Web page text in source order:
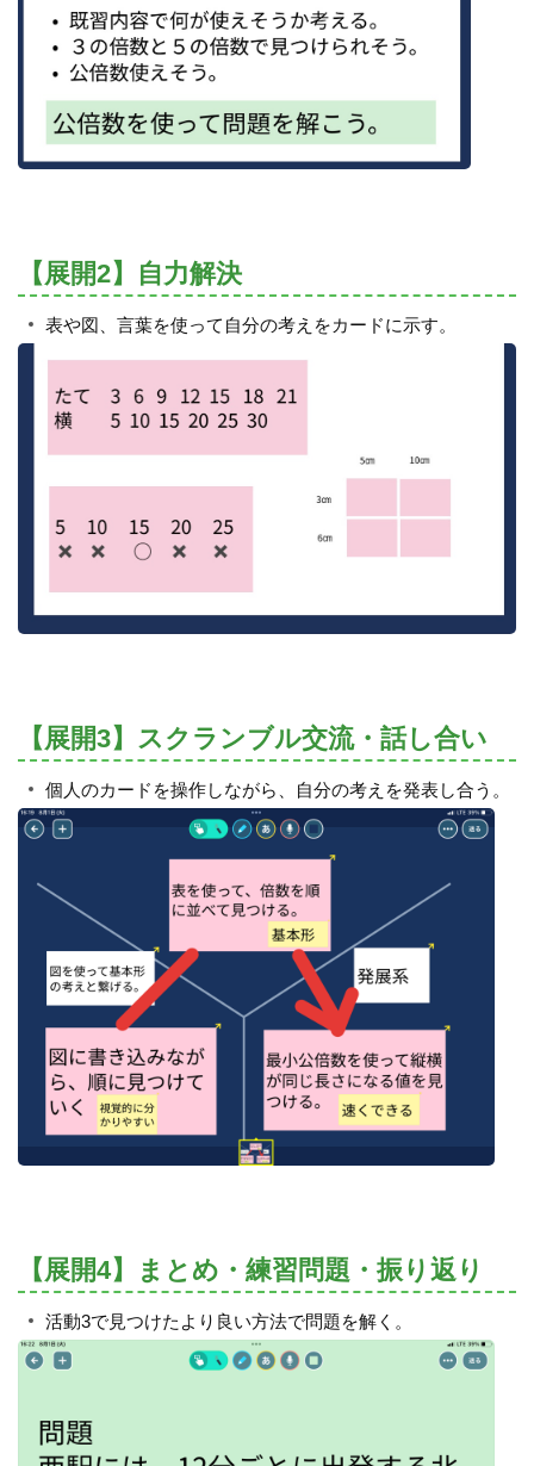
【展開2】自力解決
表や図、言葉を使って自分の考えをカードに示す。
【展開3】スクランブル交流・話し合い
個人のカードを操作しながら、自分の考えを発表し合う。
【展開4】まとめ・練習問題・振り返り
活動3で見つけたより良い方法で問題を解く。